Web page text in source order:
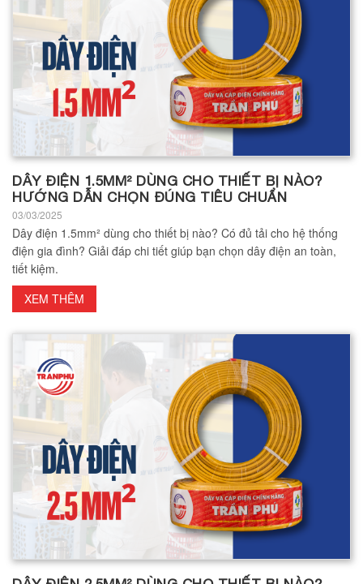
DÂY ĐIỆN 1.5MM² DÙNG CHO THIẾT BỊ NÀO?
HƯỚNG DẪN CHỌN ĐÚNG TIÊU CHUẨN
03/03/2025
Dây điện 1.5mm² dùng cho thiết bị nào? Có đủ tải cho hệ thống
điện gia đình? Giải đáp chi tiết giúp bạn chọn dây điện an toàn,
tiết kiệm.
XEM THÊM